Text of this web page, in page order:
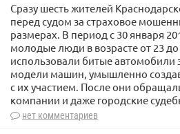
Сразу шесть жителей
перед судом за страховое
размерах. В период с 30 января
молодые люди в возрасте от 23
использовали битые автомобили
модели машин, умышленно
с их участием. После они
компании и даже городские
нет комментариев